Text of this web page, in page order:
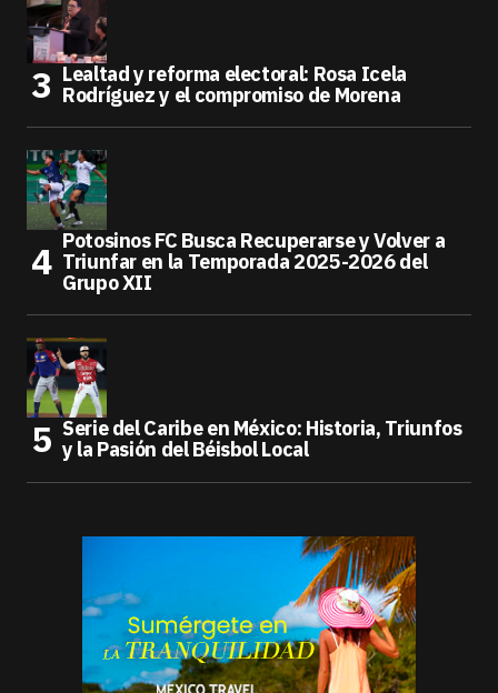
Lealtad y reforma electoral: Rosa Icela
Rodríguez y el compromiso de Morena
Potosinos FC Busca Recuperarse y Volver a
Triunfar en la Temporada 2025-2026 del
Grupo XII
Serie del Caribe en México: Historia, Triunfos
y la Pasión del Béisbol Local